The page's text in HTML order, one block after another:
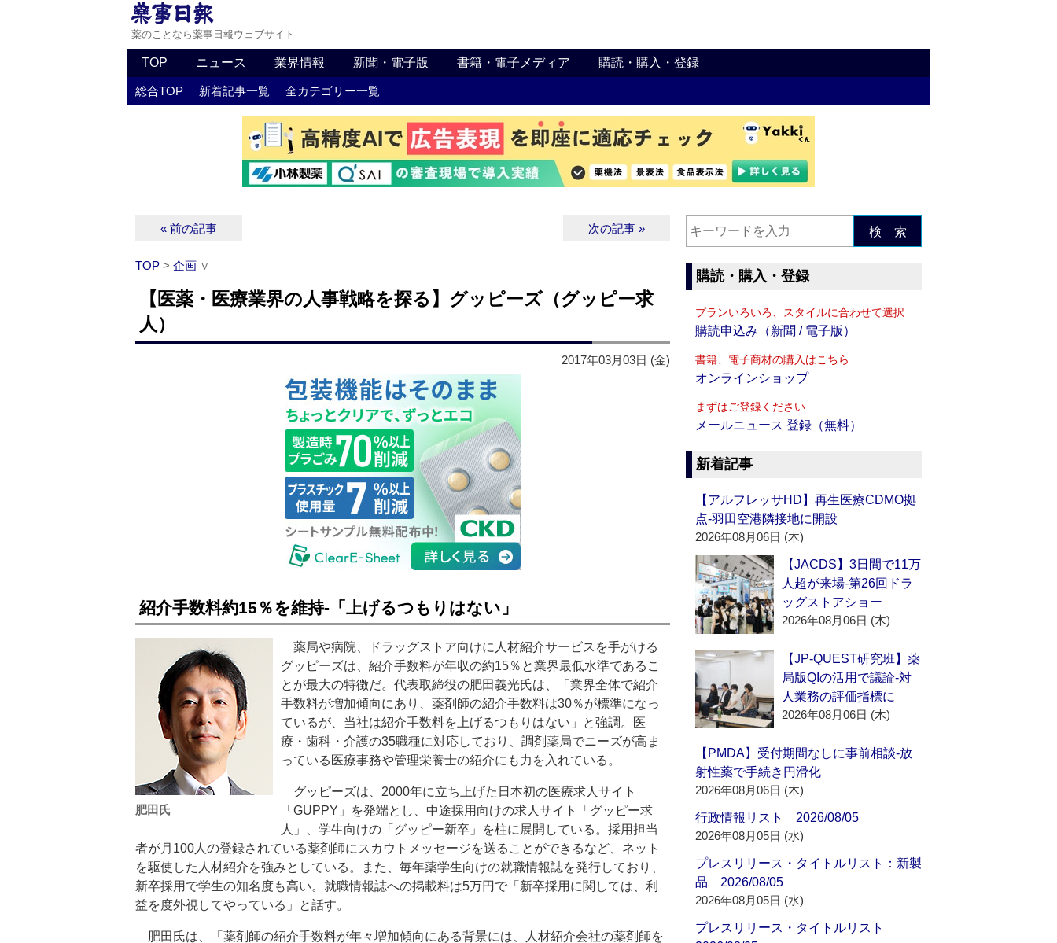
薬のことなら薬事日報ウェブサイト
TOP ニュース 業界情報 新聞・電子版 書籍・電子メディア 購読・購入・登録
総合TOP 新着記事一覧 全カテゴリー一覧
« 前の記事 次の記事 »
TOP > 企画 ∨
【医薬・医療業界の人事戦略を探る】グッピーズ（グッピー求
人）
2017年03月03日 (金)
紹介手数料約15％を維持‐「上げるつもりはない」
肥田氏
薬局や病院、ドラッグストア向けに人材紹介サービスを手がける
グッピーズは、紹介手数料が年収の約15％と業界最低水準であるこ
とが最大の特徴だ。代表取締役の肥田義光氏は、「業界全体で紹介
手数料が増加傾向にあり、薬剤師の紹介手数料は30％が標準になっ
ているが、当社は紹介手数料を上げるつもりはない」と強調。医
療・歯科・介護の35職種に対応しており、調剤薬局でニーズが高ま
っている医療事務や管理栄養士の紹介にも力を入れている。
グッピーズは、2000年に立ち上げた日本初の医療求人サイト
「GUPPY」を発端とし、中途採用向けの求人サイト「グッピー求
人」、学生向けの「グッピー新卒」を柱に展開している。採用担当
者が月100人の登録されている薬剤師にスカウトメッセージを送ることができるなど、ネット
を駆使した人材紹介を強みとしている。また、毎年薬学生向けの就職情報誌を発行しており、
新卒採用で学生の知名度も高い。就職情報誌への掲載料は5万円で「新卒採用に関しては、利
益を度外視してやっている」と話す。
肥田氏は、「薬剤師の紹介手数料が年々増加傾向にある背景には、人材紹介会社の薬剤師を
検 索
購読・購入・登録
プランいろいろ、スタイルに合わせて選択
購読申込み（新聞 / 電子版）
書籍、電子商材の購入はこちら
オンラインショップ
まずはご登録ください
メールニュース 登録（無料）
新着記事
【アルフレッサHD】再生医療CDMO拠
点‐羽田空港隣接地に開設
2026年08月06日 (木)
【JACDS】3日間で11万
人超が来場‐第26回ドラ
ッグストアショー
2026年08月06日 (木)
【JP-QUEST研究班】薬
局版QIの活用で議論‐対
人業務の評価指標に
2026年08月06日 (木)
【PMDA】受付期間なしに事前相談‐放
射性薬で手続き円滑化
2026年08月06日 (木)
行政情報リスト 2026/08/05
2026年08月05日 (水)
プレスリリース・タイトルリスト：新製
品 2026/08/05
2026年08月05日 (水)
プレスリリース・タイトルリスト